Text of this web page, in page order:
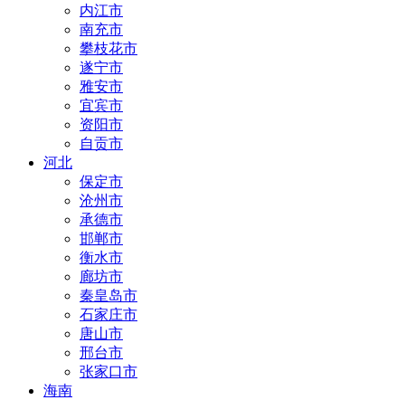
内江市
南充市
攀枝花市
遂宁市
雅安市
宜宾市
资阳市
自贡市
河北
保定市
沧州市
承德市
邯郸市
衡水市
廊坊市
秦皇岛市
石家庄市
唐山市
邢台市
张家口市
海南